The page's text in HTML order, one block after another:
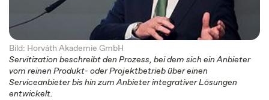
Bild: Horváth Akademie GmbH
Servitization beschreibt den Prozess, bei dem sich ein Anbieter
vom reinen Produkt- oder Projektbetrieb über einen
Serviceanbieter bis hin zum Anbieter integrativer Lösungen
entwickelt.